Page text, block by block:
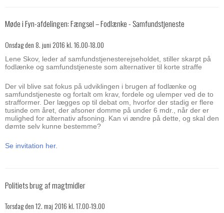
Møde i Fyn-afdelingen: Fængsel – Fodlænke - Samfundstjeneste
Onsdag den 8. juni 2016 kl. 16.00-18.00
Lene Skov, leder af samfundstjenesterejseholdet, stiller skarpt på
fodlænke og samfundstjeneste som alternativer til korte straffe
Der vil blive sat fokus på udviklingen i brugen af fodlænke og
samfundstjeneste og fortalt om krav, fordele og ulemper ved de to
strafformer. Der lægges op til debat om, hvorfor der stadig er flere
tusinde om året, der afsoner domme på under 6 mdr., når der er
mulighed for alternativ afsoning. Kan vi ændre på dette, og skal den
dømte selv kunne bestemme?
Se invitation her.
Politiets brug af magtmidler
Torsdag den 12. maj 2016 kl. 17.00-19.00